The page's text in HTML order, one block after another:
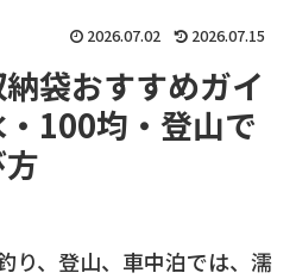
2026.07.02 2026.07.15
袋おすすめガイ
100均・登山で
り、登山、車中泊では、濡